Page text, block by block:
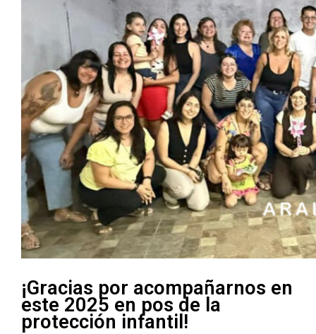
¡Gracias por acompañarnos en
este 2025 en pos de la
protección infantil!